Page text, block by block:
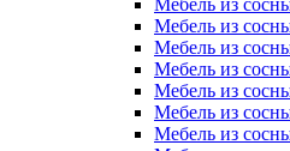
Мебель из
Мебель из
Мебель из
Мебель из
Мебель из
Мебель из
Мебель из